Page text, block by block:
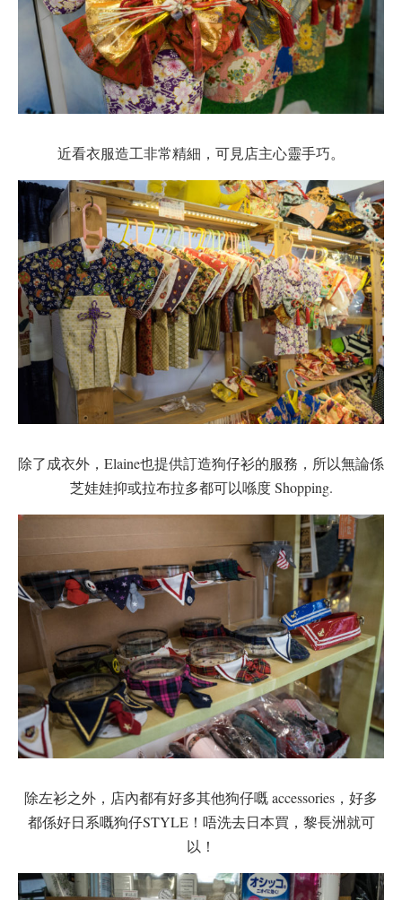
近看衣服造工非常精細，可見店主心靈手巧。
除了成衣外，Elaine也提供訂造狗仔衫的服務，所以無論係
芝娃娃抑或拉布拉多都可以喺度 Shopping.
除左衫之外，店內都有好多其他狗仔嘅 accessories，好多
都係好日系嘅狗仔STYLE！唔洗去日本買，黎長洲就可
以！